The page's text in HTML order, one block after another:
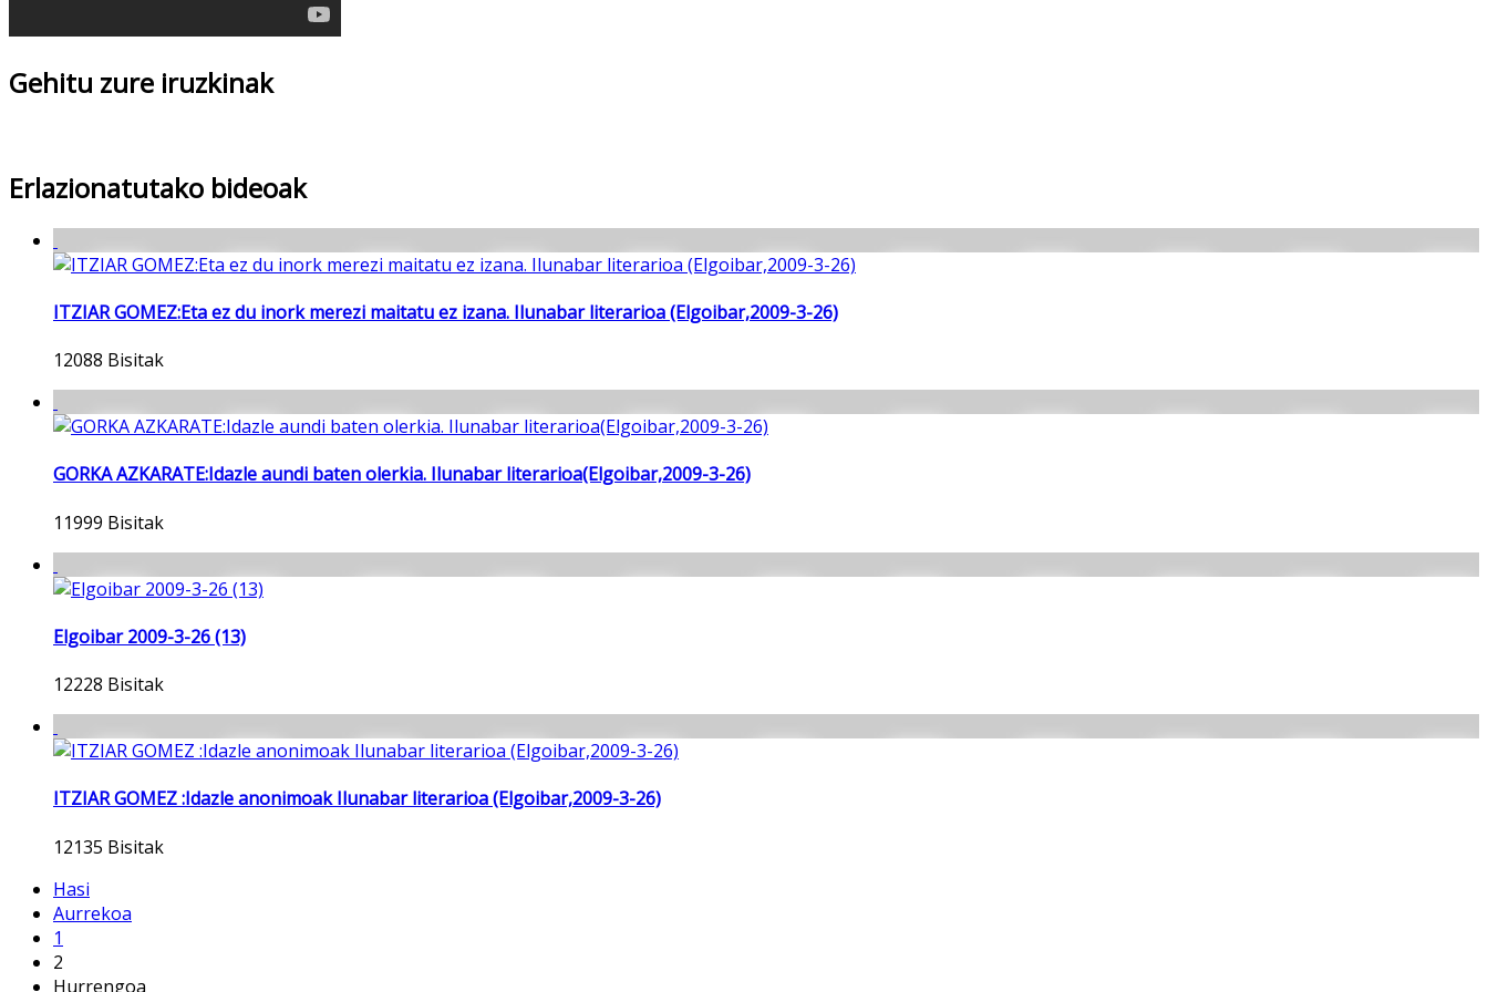
Gehitu zure iruzkinak
Erlazionatutako bideoak
ITZIAR GOMEZ:Eta ez du inork merezi maitatu ez izana. Ilunabar literarioa (Elgoibar,2009-3-26)
12088 Bisitak
GORKA AZKARATE:Idazle aundi baten olerkia. Ilunabar literarioa(Elgoibar,2009-3-26)
11999 Bisitak
Elgoibar 2009-3-26 (13)
12228 Bisitak
ITZIAR GOMEZ :Idazle anonimoak Ilunabar literarioa (Elgoibar,2009-3-26)
12135 Bisitak
Hasi
Aurrekoa
1
2
Hurrengoa